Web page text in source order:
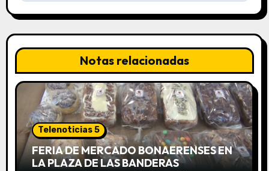
i
ó
n
e
e
Notas relacionadas
Telenoticias 5
FERIA DE MERCADO BONAERENSES EN
LA PLAZA DE LAS BANDERAS